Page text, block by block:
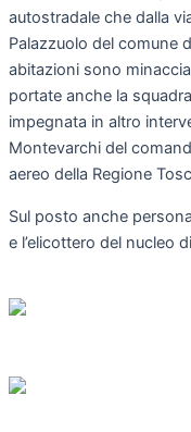
autostradale che dalla
Palazzuolo del comune
abitazioni sono
portate anche la
impegnata in altro
Montevarchi del
aereo della Regione
Sul posto anche
e l’elicottero del nucleo